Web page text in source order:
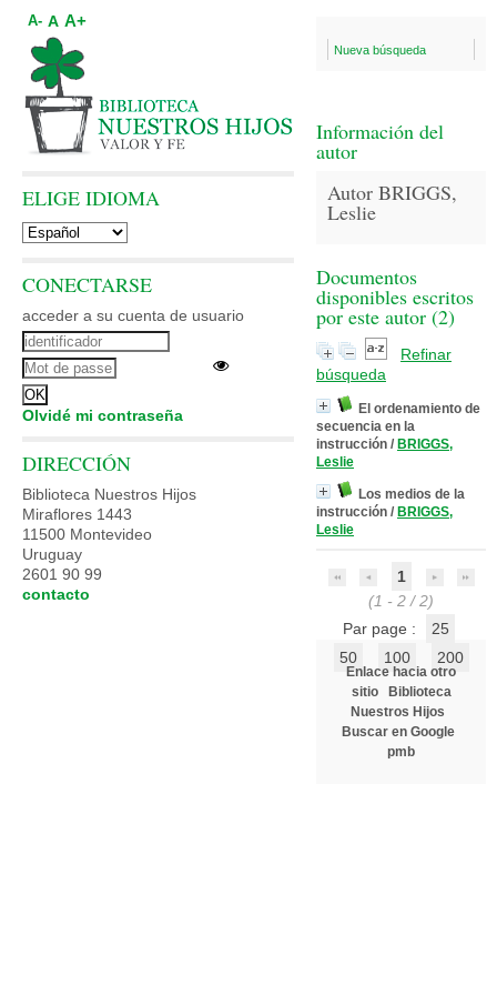
Nueva búsqueda
Información del
autor
Autor BRIGGS,
Leslie
Documentos
disponibles escritos
por este autor (2)
Refinar
búsqueda
El ordenamiento de
secuencia en la
instrucción / BRIGGS,
Leslie
Los medios de la
instrucción / BRIGGS,
Leslie
1
(1 - 2 / 2)
Par page :
25
50
100 200
Enlace hacia otro
sitio
Biblioteca
Nuestros Hijos
Buscar en Google
pmb
A- A A+
ELIGE IDIOMA
CONECTARSE
acceder a su cuenta de usuario
Olvidé mi contraseña
DIRECCIÓN
Biblioteca Nuestros Hijos
Miraflores 1443
11500 Montevideo
Uruguay
2601 90 99
contacto